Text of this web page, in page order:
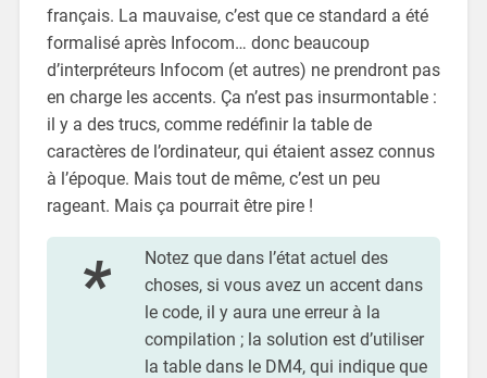
français. La mauvaise, c’est que ce standard a été
formalisé après Infocom… donc beaucoup
d’interpréteurs Infocom (et autres) ne prendront pas
en charge les accents. Ça n’est pas insurmontable :
il y a des trucs, comme redéfinir la table de
caractères de l’ordinateur, qui étaient assez connus
à l’époque. Mais tout de même, c’est un peu
rageant. Mais ça pourrait être pire !
Notez que dans l’état actuel des
choses, si vous avez un accent dans
le code, il y aura une erreur à la
compilation ; la solution est d’utiliser
la table dans le DM4, qui indique que